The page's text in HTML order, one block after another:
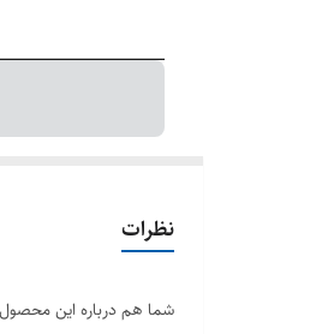
نظرات
شما هم درباره این